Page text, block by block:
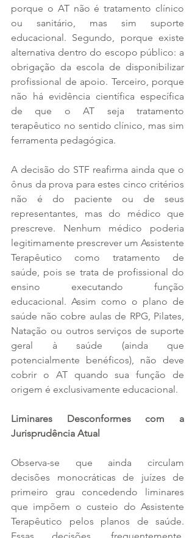
porque o AT não é tratamento clínico
ou sanitário, mas sim suporte
educacional. Segundo, porque existe
alternativa dentro do escopo público: a
obrigação da escola de disponibilizar
profissional de apoio. Terceiro, porque
não há evidência científica específica
de que o AT seja tratamento
terapêutico no sentido clínico, mas sim
ferramenta pedagógica.
A decisão do STF reafirma ainda que o
ônus da prova para estes cinco critérios
não é do paciente ou de seus
representantes, mas do médico que
prescreve. Nenhum médico poderia
legitimamente prescrever um Assistente
Terapêutico como tratamento de
saúde, pois se trata de profissional do
ensino executando função
educacional. Assim como o plano de
saúde não cobre aulas de RPG, Pilates,
Natação ou outros serviços de suporte
geral à saúde (ainda que
potencialmente benéficos), não deve
cobrir o AT quando sua função de
origem é exclusivamente educacional.
Liminares Desconformes com a
Jurisprudência Atual
Observa-se que ainda circulam
decisões monocráticas de juízes de
primeiro grau concedendo liminares
que impõem o custeio do Assistente
Terapêutico pelos planos de saúde.